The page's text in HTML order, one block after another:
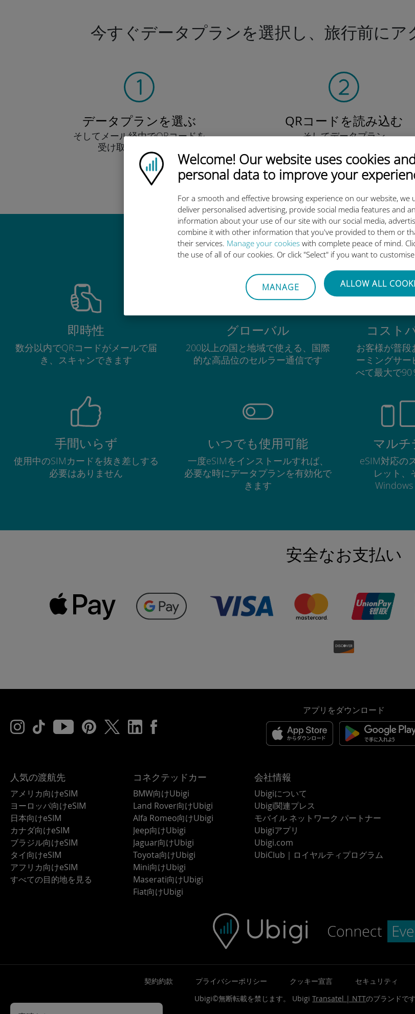
Ubigi logo
Welcome! Our website uses cookies
personal data to improve your
For a smooth and effective browsing experience on our website, we
deliver personalised advertising, provide social media features and
information about your use of our site with our social media,
combine it with other information that you've provided to them or
their services. Manage your cookies with complete peace of mind.
the use of all of our cookies. Or click "Select" if you want to
MANAGE ALLOW ALL
今すぐデータプランを選択し、旅行前に
データプランを選ぶ
そしてメール経由でQRコードを
受け取りましょう！
早い！
QRコードを読み込む
そしてデータプラン
Ubigi eSIMをインストールしま
しょう シンプル！
Ubigi International eSIMが
即時性
数分以内でQRコードがメールで届
き、スキャンできます
グローバル
200以上の国と地域で使える、国際
的な高品位のセルラー通信です
コスト
お客様が普段
ーミングサー
べて最大で90
手間いらず
使用中のSIMカードを抜き差しする
必要はありません
いつでも使用可能
一度eSIMをインストールすれば、
必要な時にデータプランを有効化で
きます
マル
eSIM対応の
レット、
安全なお支払い
アプリをダウンロード
人気の渡航先
アメリカ向けeSIM
ヨーロッパ向けeSIM
日本向けeSIM
カナダ向けeSIM
ブラジル向けeSIM
タイ向けeSIM
アフリカ向けeSIM
すべての目的地を見る
コネクテッドカー
BMW向けUbigi
Land Rover向けUbigi
Alfa Romeo向けUbigi
Jeep向けUbigi
Jaguar向けUbigi
Toyota向けUbigi
Mini向けUbigi
Maserati向けUbigi
Fiat向けUbigi
会社情報
Ubigiについて
Ubigi関連プレス
モバイル ネットワーク パートナー
Ubigiアプリ
Ubigi.com
UbiClub｜ロイヤルティプログラム
契約約款 プライバシーポリシー クッキー宣言 セキュリティ
Ubigi©無断転載を禁じます。 UbigiTransatel | NTTのブランドです